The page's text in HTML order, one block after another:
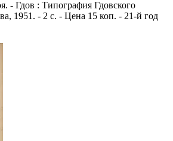
- Гдов : Типография Гдовского
1951. - 2 с. - Цена 15 коп. - 21-й год